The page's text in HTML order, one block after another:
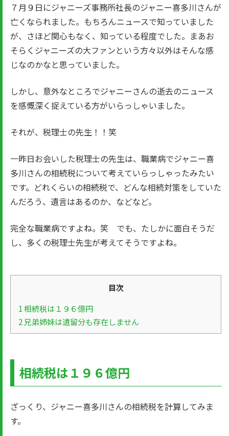
７月９日にジャニーズ事務所社長のジャニー喜多川さんが
亡くなられました。もちろんニュースで知っていました
が、さほど関心もなく、知っている程度でした。まあお
そらくジャニーズの大ファンという方々以外はそんな感
じなのかなと思っていました。
しかし、意外なところでジャニーさんの逝去のニュース
を感慨深く捉えている方がいらっしゃいました。
それが、税理士の先生！！笑
一昨日お会いした税理士の先生は、職業病でジャニー喜
多川さんの相続税について考えていらっしゃったみたい
です。どれくらいの相続税で、どんな相続対策をしていた
んだろう、遺言はあるのか、などなど。
完全な職業病ですよね。笑 でも、たしかに面白そうだ
し、多くの税理士先生が考えてそうですよね。
目次
1相続税は１９６億円
2 兄弟姉妹は遺留分も存在しません
相続税は１９６億円
ざっくり、ジャニー喜多川さんの相続税を計算してみま
す。